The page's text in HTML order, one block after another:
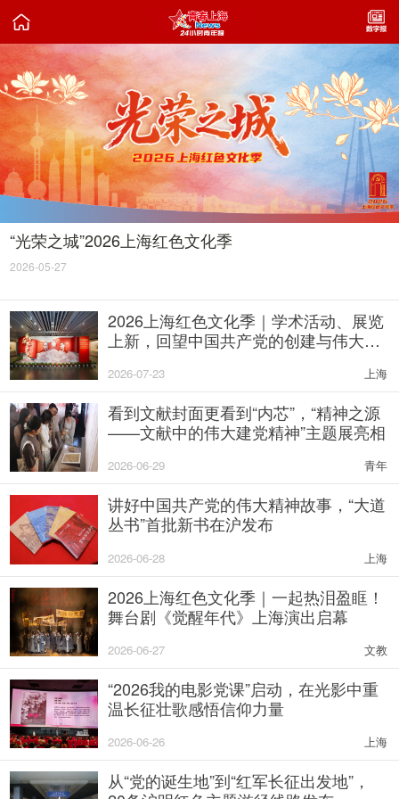

“光荣之城”2026上海红色文化季
2026-05-27
2026上海红色文化季｜学术活动、展览
上新，回望中国共产党的创建与伟大建
2026-07-23 上海
看到文献封面更看到“内芯”，“精神之源
——文献中的伟大建党精神”主题展亮相
2026-06-29 青年
讲好中国共产党的伟大精神故事，“大道
丛书”首批新书在沪发布
2026-06-28 上海
2026上海红色文化季｜一起热泪盈眶！
舞台剧《觉醒年代》上海演出启幕
2026-06-27 文教
“2026我的电影党课”启动，在光影中重
温长征壮歌感悟信仰力量
2026-06-26 上海
从“党的诞生地”到“红军长征出发地”，